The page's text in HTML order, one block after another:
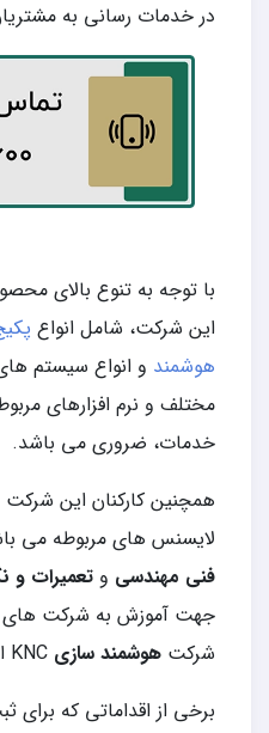
در خدمات رسانی به
با توجه به تنوع بالای
این شرکت، شامل انواع
هوشمند و انواع سیستم
مختلف و نرم افزارهای
خدمات، ضروری می باشد.
همچنین کارکنان این شرکت
لایسنس های مربوطه می
فنی مهندسی و تعمیرات و
جهت آموزش به شرکت های
شرکت هوشمند سازی
برخی از اقداماتی که